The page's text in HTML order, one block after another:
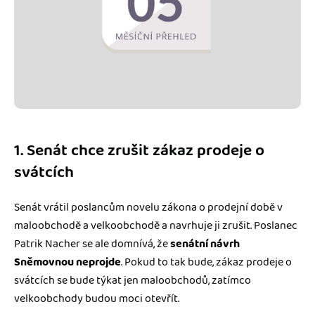
1. Senát chce zrušit zákaz prodeje o
svátcích
Senát vrátil poslancům novelu zákona o prodejní době v
maloobchodě a velkoobchodě a navrhuje ji zrušit. Poslanec
Patrik Nacher se ale domnívá, žesenátní návrh
Sněmovnou neprojde. Pokud to tak bude, zákaz prodeje o
svátcích se bude týkat jen maloobchodů, zatímco
velkoobchody budou moci otevřít.